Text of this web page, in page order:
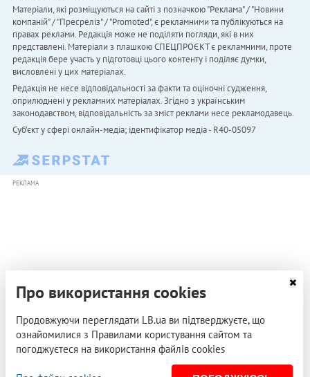
Матеріали, які розміщуються на сайті з позначкою "Реклама" / "Новини
компаній" / "Пресреліз" / "Promoted", є рекламними та публікуються на
правах реклами. Редакція може не поділяти погляди, які в них
представлені. Матеріали з плашкою СПЕЦПРОЄКТ є рекламними, проте
редакція бере участь у підготовці цього контенту і поділяє думки,
висловлені у цих матеріалах.
Редакція не несе відповідальності за факти та оціночні судження,
оприлюднені у рекламних матеріалах. Згідно з українським
законодавством, відповідальність за зміст реклами несе рекламодавець.
Cуб'єкт у сфері онлайн-медіа; ідентифікатор медіа - R40-05097
РЕКЛАМА
Про використання cookies
Продовжуючи переглядати LB.ua ви підтверджуєте, що
ознайомилися з Правилами користування сайтом та
погоджуєтеся на використання файлів cookies